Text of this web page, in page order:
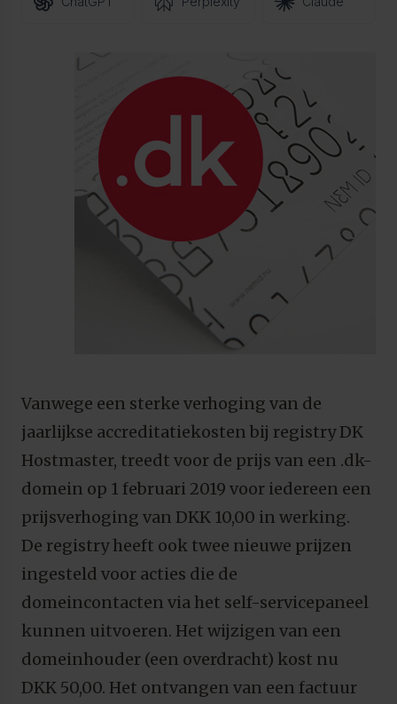
Vanwege een sterke verhoging van de
jaarlijkse accreditatiekosten bij registry DK
Hostmaster, treedt voor de prijs van een .dk-
domein op 1 februari 2019 voor iedereen een
prijsverhoging van DKK 10,00 in werking.
De registry heeft ook twee nieuwe prijzen
ingesteld voor acties die de
domeincontacten via het self-servicepaneel
kunnen uitvoeren. Het wijzigen van een
domeinhouder (een overdracht) kost nu
DKK 50,00. Het ontvangen van een factuur